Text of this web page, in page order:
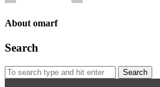
About omarf
Search
Search
for: